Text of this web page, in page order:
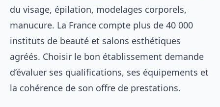
du visage, épilation, modelages corporels,
manucure. La France compte plus de 40 000
instituts de beauté et salons esthétiques
agréés. Choisir le bon établissement demande
d’évaluer ses qualifications, ses équipements et
la cohérence de son offre de prestations.